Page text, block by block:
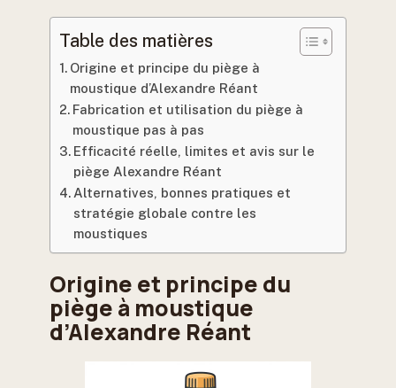
Table des matières
Origine et principe du piège à
moustique d’Alexandre Réant
Fabrication et utilisation du piège à
moustique pas à pas
Efficacité réelle, limites et avis sur le
piège Alexandre Réant
Alternatives, bonnes pratiques et
stratégie globale contre les
moustiques
Origine et principe du
piège à moustique
d’Alexandre Réant